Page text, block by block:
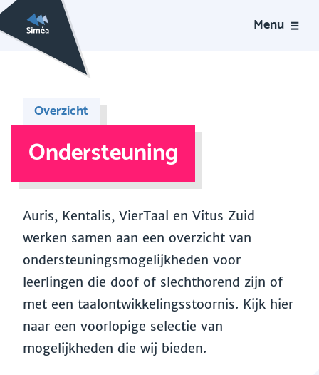
Menu
Overzicht
Ondersteuning
Auris, Kentalis, VierTaal en Vitus Zuid
werken samen aan een overzicht van
ondersteuningsmogelijkheden voor
leerlingen die doof of slechthorend zijn of
met een taalontwikkelingsstoornis. Kijk hier
naar een voorlopige selectie van
mogelijkheden die wij bieden.